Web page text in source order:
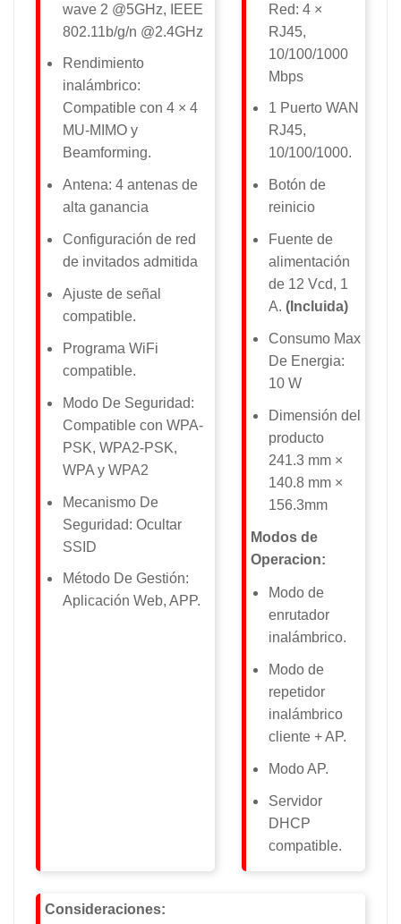
wave 2 @5GHz, IEEE
802.11b/g/n @2.4GHz
Rendimiento
inalámbrico:
Compatible con 4 × 4
MU-MIMO y
Beamforming.
Antena: 4 antenas de
alta ganancia
Configuración de red
de invitados admitida
Ajuste de señal
compatible.
Programa WiFi
compatible.
Modo De Seguridad:
Compatible con WPA-
PSK, WPA2-PSK,
WPA y WPA2
Mecanismo De
Seguridad: Ocultar
SSID
Método De Gestión:
Aplicación Web, APP.
Red: 4 ×
RJ45,
10/100/1000
Mbps
1 Puerto WAN
RJ45,
10/100/1000.
Botón de
reinicio
Fuente de
alimentación
de 12 Vcd, 1
A. (Incluida)
Consumo Max
De Energia:
10 W
Dimensión del
producto
241.3 mm ×
140.8 mm ×
156.3mm
Modos de
Operacion:
Modo de
enrutador
inalámbrico.
Modo de
repetidor
inalámbrico
cliente + AP.
Modo AP.
Servidor
DHCP
compatible.
Consideraciones: